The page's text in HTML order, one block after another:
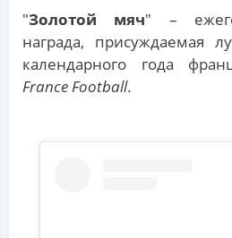
"Золотой мяч" –
награда, присуждаемая
календарного года
France Football.